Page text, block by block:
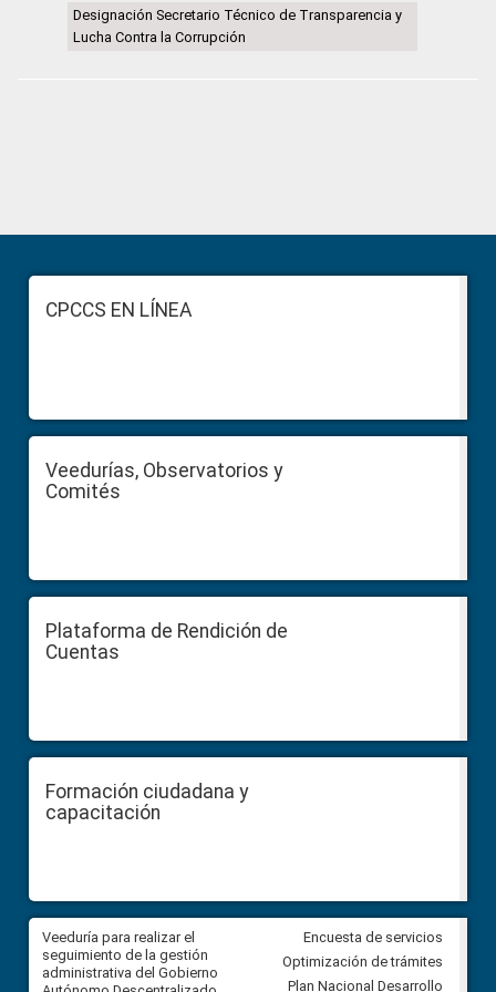
Designación Secretario Técnico de Transparencia y
Lucha Contra la Corrupción
Sidebar
FooterCPCCS EN LÍNEA
Veedurías, Observatorios y
Comités
Plataforma de Rendición de
Cuentas
Formación ciudadana y
capacitación
Veeduría para realizar el
seguimiento de la gestión
administrativa del Gobierno
Veeduría para vigilar los
derivados de la Audiencia
Encuesta de servicios
Optimización de trámites
Plan Nacional Desarrollo